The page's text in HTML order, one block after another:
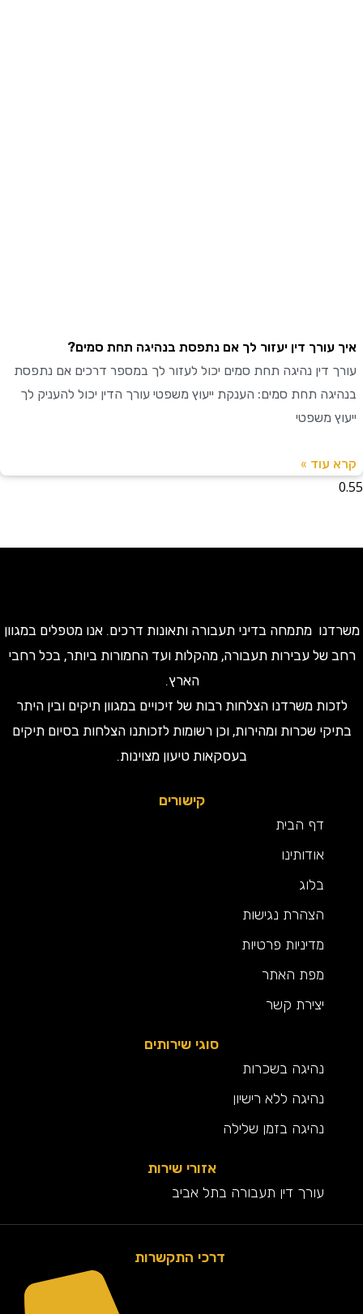
דין יעזור לך אם נתפסת בנהיגה תחת סמים?
דין נהיגה תחת סמים יכול לעזור לך במספר דרכים אם נתפסת
תחת סמים: הענקת ייעוץ משפטי עורך הדין יכול להעניק לך
משפטי
»
מתמחה בדיני תעבורה ותאונות דרכים. אנו מטפלים במגוון
עבירות תעבורה, מהקלות ועד החמורות ביותר, בכל רחבי
הארץ.
משרדנו הצלחות רבות של זיכויים במגוון תיקים ובין היתר
שכרות ומהירות, וכן רשומות לזכותנו הצלחות בסיום תיקים
בעסקאות טיעון מצוינות.
קישורים
דף הבית
אודותינו
הצהרת נגישות
מדיניות פרטיות
מפת האתר
יצירת קשר
סוגי שירותים
נהיגה בשכרות
נהיגה ללא רישיון
נהיגה בזמן שלילה
אזורי שירות
עורך דין תעבורה בתל אביב
דרכי התקשרות